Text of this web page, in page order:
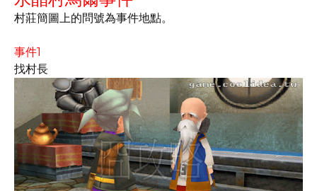
村莊簡圖上的問號為事件地點。
事件1
找村長